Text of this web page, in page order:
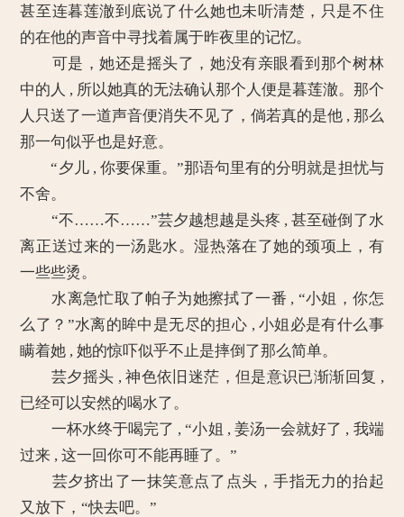
甚至连暮莲澈到底说了什么她也未听清楚，只是不住
的在他的声音中寻找着属于昨夜里的记忆。
可是，她还是摇头了，她没有亲眼看到那个树林
中的人 , 所以她真的无法确认那个人便是暮莲澈。那个
人只送了一道声音便消失不见了，倘若真的是他 , 那么
那一句似乎也是好意。
“夕儿 , 你要保重。”那语句里有的分明就是担忧与
不舍。
“不……不……”芸夕越想越是头疼 , 甚至碰倒了水
离正送过来的一汤匙水。湿热落在了她的颈项上，有
一些些烫。
水离急忙取了帕子为她擦拭了一番 , “小姐，你怎
么了？”水离的眸中是无尽的担心 , 小姐必是有什么事
瞒着她 , 她的惊吓似乎不止是摔倒了那么简单。
芸夕摇头 , 神色依旧迷茫，但是意识已渐渐回复 ,
已经可以安然的喝水了。
一杯水终于喝完了 , “小姐 , 姜汤一会就好了 , 我端
过来 , 这一回你可不能再睡了。”
芸夕挤出了一抹笑意点了点头，手指无力的抬起
又放下，“快去吧。”